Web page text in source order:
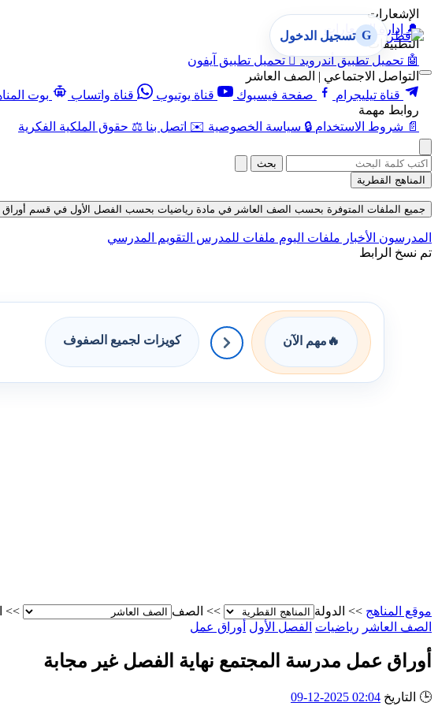
الإشعارات
🔔 إدارة الإشعارات
التطبيقات
🤖 تحميل تطبيق أندرويد  تحميل تطبيق آيفون
التواصل الاجتماعي | الصف العاشر
قناة تيليجرام
صفحة فيسبوك قناة يوتيوب قناة واتساب
بوت
روابط مهمة
📄 شروط الاستخدام 🔒 سياسة الخصوصية ✉️ اتصل بنا ⚖️ حقوق الملكية الفكرية
G تسجيل الدخول
بحث
المناهج القطرية
جميع الملفات المتوفرة بحسب الصف العاشر في مادة رياضيات بحسب الفصل الأول في قسم أوراق عمل حتى
المدرسون الأخبار ملفات اليوم ملفات للمدرس التقويم المدرسي
تم نسخ الرابط
🔥 مهم الآن كويزات لجميع الصفوف
موقع المناهج >> الدولة >> الصف >>
الصف العاشر رياضيات الفصل الأول أوراق عمل
أوراق عمل مدرسة المجتمع نهاية الفصل غير مجابة
🕒 التاريخ 02:04 2025-12-09